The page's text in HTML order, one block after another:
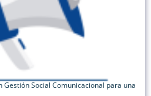
Gestión Social Comunicacional para una